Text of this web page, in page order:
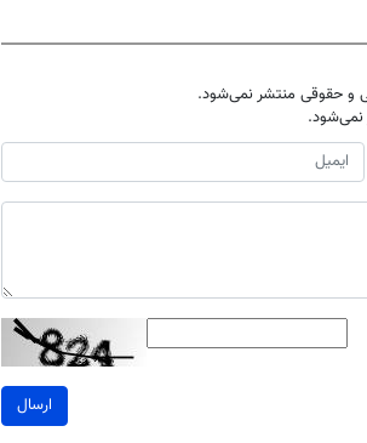
و حقوقی منتشر نمی‌شود.
نمی‌شود.
ارسال